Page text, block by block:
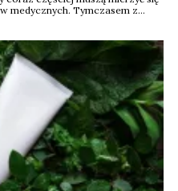
medycznych. Tymczasem z